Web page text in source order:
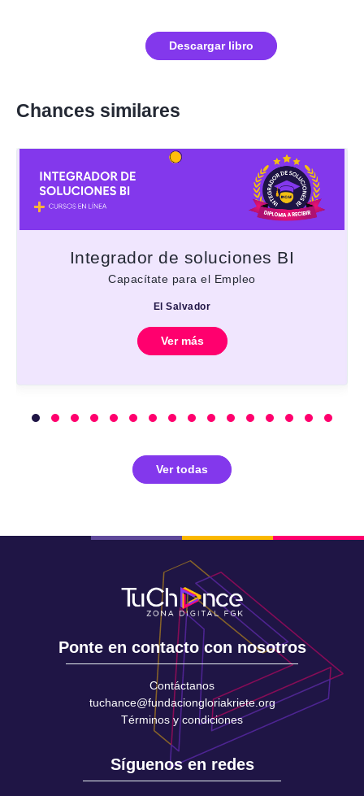
Descargar libro
Chances similares
Integrador de soluciones BI
Capacítate para el Empleo
El Salvador
Ver más
Ver todas
Ponte en contacto con nosotros
Contáctanos
tuchance@fundaciongloriakriete.org
Términos y condiciones
Síguenos en redes